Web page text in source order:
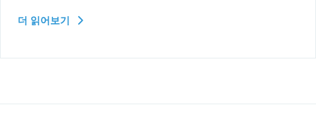
더 읽어보기